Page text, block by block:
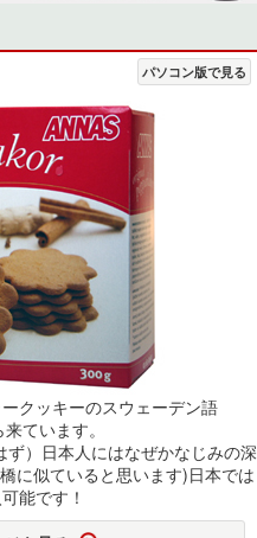
パソコン版で見る
クッキーのスウェーデン語
ています。
）日本人にはなぜかなじみの深
に似ていると思います)日本では
能です！